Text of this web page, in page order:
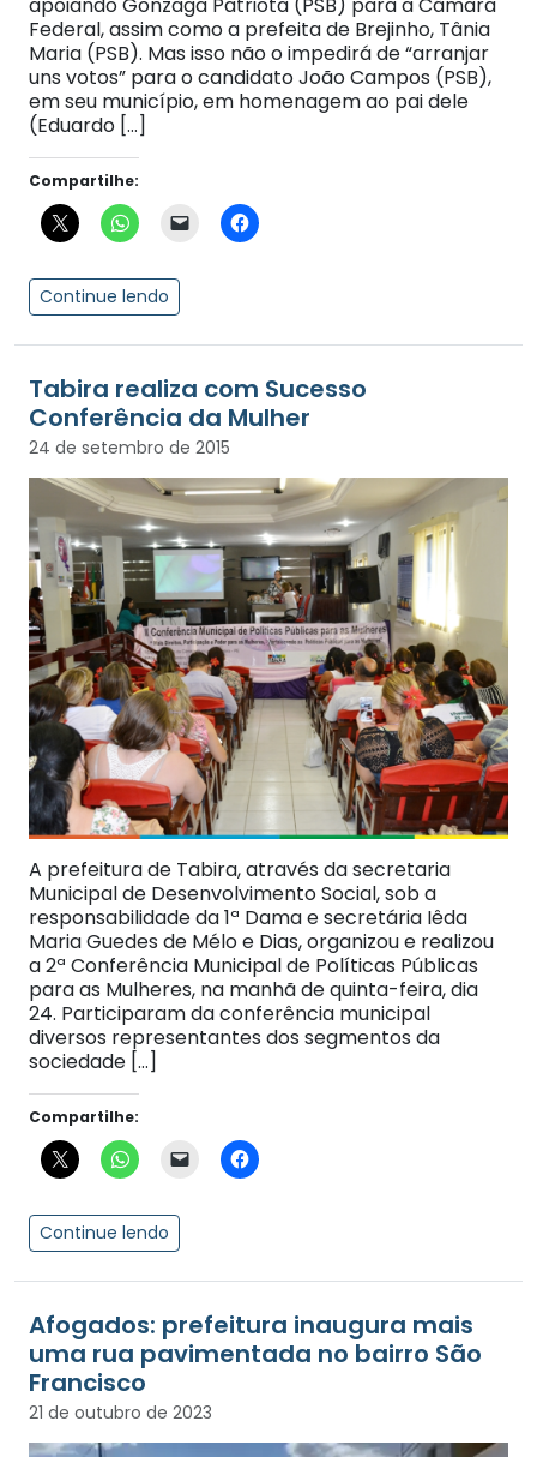
Federal, assim como a prefeita de Brejinho, Tânia
Maria (PSB). Mas isso não o impedirá de “arranjar
uns votos” para o candidato João Campos (PSB),
em seu município, em homenagem ao pai dele
(Eduardo […]
Compartilhe:
Continue lendo
Tabira realiza com Sucesso
Conferência da Mulher
24 de setembro de 2015
A prefeitura de Tabira, através da secretaria
Municipal de Desenvolvimento Social, sob a
responsabilidade da 1ª Dama e secretária Iêda
Maria Guedes de Mélo e Dias, organizou e realizou
a 2ª Conferência Municipal de Políticas Públicas
para as Mulheres, na manhã de quinta-feira, dia
24. Participaram da conferência municipal
diversos representantes dos segmentos da
sociedade […]
Compartilhe:
Continue lendo
Afogados: prefeitura inaugura mais
uma rua pavimentada no bairro São
Francisco
21 de outubro de 2023